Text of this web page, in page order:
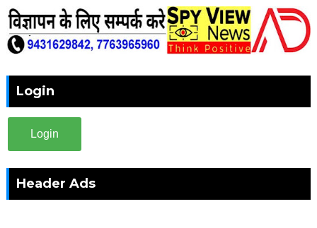
Login
Login
Header Ads